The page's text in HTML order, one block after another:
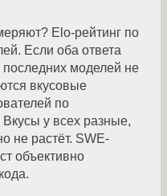
Elo-рейтинг по
Если оба ответа
моделей не
вкусовые
по
у всех разные,
не растёт. SWE-
объективно